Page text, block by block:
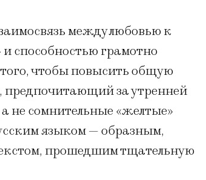
между любовью к
способностью грамотно
того, чтобы повысить общую
предпочитающий за утренней
не сомнительные «желтые»
языком — образным,
прошедшим тщательную